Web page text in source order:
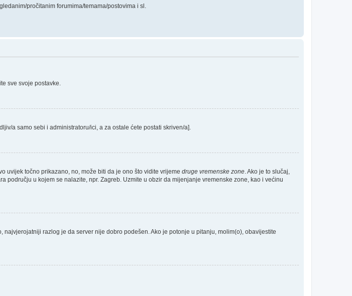
pročitanim forumima/temama/postovima i sl.
sve svoje postavke.
a samo sebi i administratoru/ici, a za ostale ćete postati skriven/a].
uvijek točno prikazano, no, može biti da je ono što vidite vrijeme druge vremenske zone. Ako je to slučaj,
u kojem se nalazite, npr. Zagreb. Uzmite u obzir da mijenjanje vremenske zone, kao i većinu
najvjerojatniji razlog je da server nije dobro podešen. Ako je potonje u pitanju, molim(o), obavijestite